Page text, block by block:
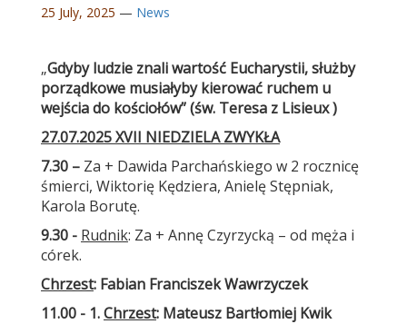
25 July, 2025 — News
„Gdyby ludzie znali wartość Eucharystii, służby
porządkowe musiałyby kierować ruchem u
wejścia do kościołów”(św. Teresa z Lisieux )
27.07.2025 XVII NIEDZIELA ZWYKŁA
7.30 – Za + Dawida Parchańskiego w 2 rocznicę
śmierci, Wiktorię Kędziera, Anielę Stępniak,
Karola Borutę.
9.30 - Rudnik: Za + Annę Czyrzycką – od męża i
córek.
Chrzest: Fabian Franciszek Wawrzyczek
11.00 - 1.Chrzest: Mateusz Bartłomiej Kwik